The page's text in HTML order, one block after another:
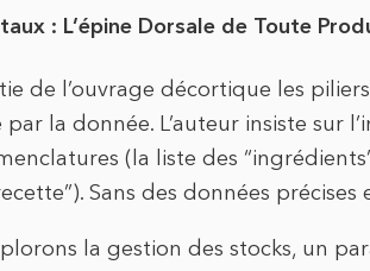
: L’épine Dorsale de Toute
de l’ouvrage décortique les
la donnée. L’auteur insiste sur
(la liste des
Sans des données
la gestion des stocks, un